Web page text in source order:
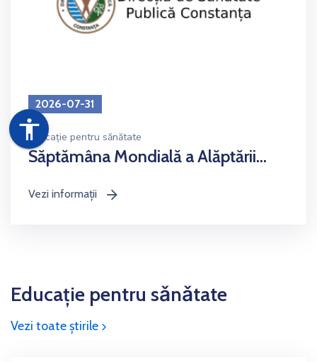
accessibility
2026-07-31
Educație pentru sănătate
Săptămâna Mondială a Alăptării...
Vezi informații icon
Educație pentru sǎnǎtate
Vezi toate ştirile icon